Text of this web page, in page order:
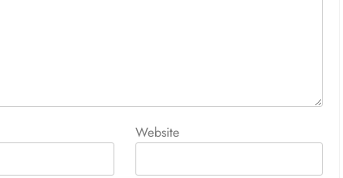
Website